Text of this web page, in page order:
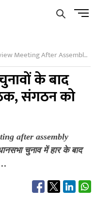
Menu
After Assembly Elections
के बाद
संगठन को
after assembly
चुनाव में हार के बाद